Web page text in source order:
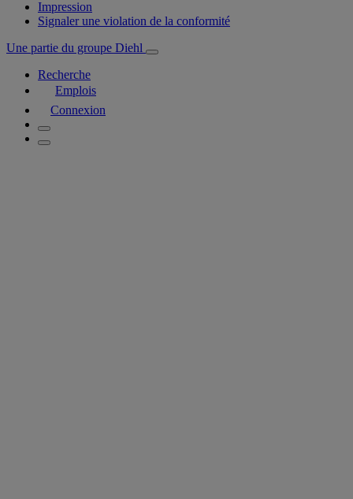
Impression
Signaler une violation de la conformité
Une partie du groupe Diehl
Recherche
Emplois
Connexion